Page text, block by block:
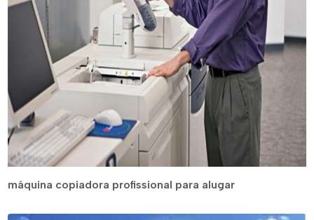
máquina copiadora profissional para alugar